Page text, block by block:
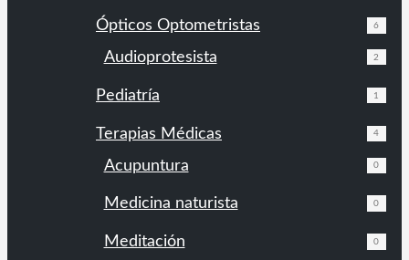
Ópticos Optometristas 6
Audioprotesista 2
Pediatría 1
Terapias Médicas 4
Acupuntura 0
Medicina naturista 0
Meditación 0